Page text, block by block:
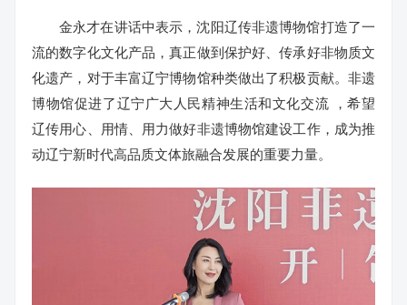
金永才在讲话中表示，沈阳辽传非遗博物馆打造了一
流的数字化文化产品，真正做到保护好、传承好非物质文
化遗产，对于丰富辽宁博物馆种类做出了积极贡献。非遗
博物馆促进了辽宁广大人民精神生活和文化交流 ，希望
辽传用心、用情、用力做好非遗博物馆建设工作，成为推
动辽宁新时代高品质文体旅融合发展的重要力量。